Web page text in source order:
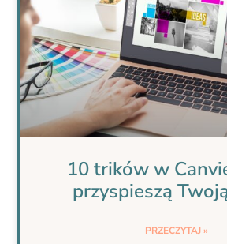
10 trików w
przyspieszą
PRZECZYTAJ »